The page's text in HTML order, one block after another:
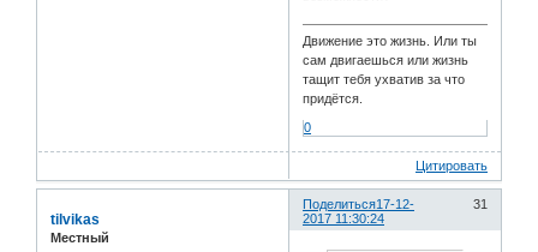
Движение это жизнь. Или ты
сам двигаешься или жизнь
тащит тебя ухватив за что
придётся.
0
Цитировать
Поделиться 31
17-12-
2017 11:30:24
tilvikas
Местный